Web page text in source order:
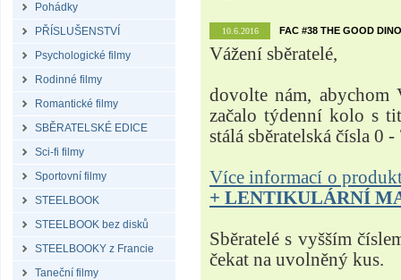
Pohádky
PŘÍSLUŠENSTVÍ
Psychologické filmy
Rodinné filmy
Romantické filmy
SBĚRATELSKÉ EDICE
Sci-fi filmy
Sportovní filmy
STEELBOOK
STEELBOOK bez disků
STEELBOOKY z Francie
Taneční filmy
10.6.2016 FAC #38 THE GOOD
Vážení sběratelé,
dovolte nám,
začalo týdenní kolo s
stálá sběratelská čísla 0 -
Více informací o
+ LENTIKULÁRNÍ
Sběratelé s vyšším
čekat na uvolněný kus.